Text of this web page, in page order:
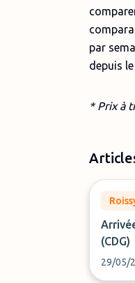
par
depuis
* Prix à
(CDG)
29/05/